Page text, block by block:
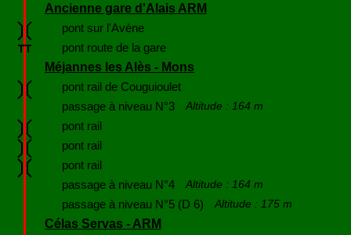
Ancienne gare d'Alais ARM
pont sur l'Avène
pont route de la gare
Méjannes les Alès - Mons
pont rail de Couguioulet
passage à niveau N°3
Altitude : 164 m
pont rail
pont rail
pont rail
passage à niveau N°4
Altitude : 164 m
passage à niveau N°5 (D 6) Altitude : 175 m
Célas Servas - ARM